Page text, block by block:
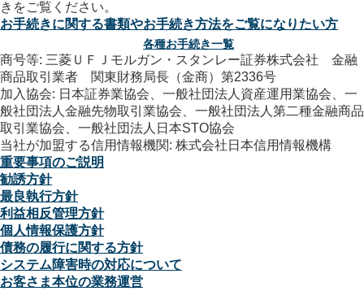
お手続きに関する書類やお手続き方法をご覧になりたい方
各種お手続き一覧
商号等: 三菱ＵＦＪモルガン・スタンレー証券株式会社 金融
商品取引業者 関東財務局長（金商）第2336号
加入協会: 日本証券業協会、一般社団法人資産運用業協会、一
般社団法人金融先物取引業協会、一般社団法人第二種金融商品
取引業協会、一般社団法人日本STO協会
当社が加盟する信用情報機関: 株式会社日本信用情報機構
重要事項のご説明
勧誘方針
最良執行方針
利益相反管理方針
個人情報保護方針
債務の履行に関する方針
システム障害時の対応について
お客さま本位の業務運営